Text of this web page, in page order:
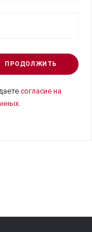
ПРОДОЛЖИТЬ
согласие на